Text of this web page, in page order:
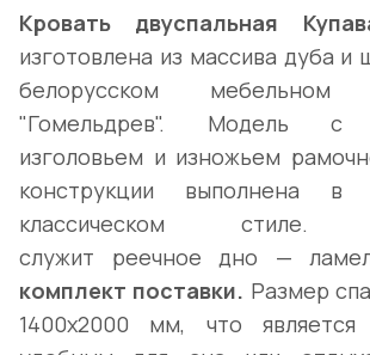
Кровать двуспальная
изготовлена из массива дуба и
белорусском мебельном
"Гомельдрев". Модель с
изголовьем и изножьем
конструкции выполнена в
классическом стиле.
служит реечное дно —
комплект поставки. Размер
1400х2000 мм, что является